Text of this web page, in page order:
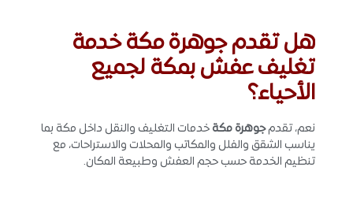
هل تقدم جوهرة مكة خدمة
تغليف عفش بمكة لجميع
الأحياء؟
نعم، تقدمجوهرة مكة خدمات التغليف والنقل داخل مكة بما
يناسب الشقق والفلل والمكاتب والمحلات والاستراحات، مع
تنظيم الخدمة حسب حجم العفش وطبيعة المكان.